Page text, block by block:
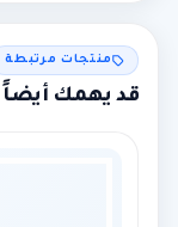
منتجات مرتبطة
قد يهمك أيضاً